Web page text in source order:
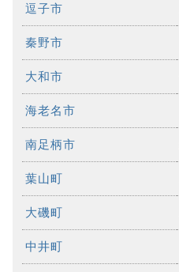
逗子市
秦野市
大和市
海老名市
南足柄市
葉山町
大磯町
中井町